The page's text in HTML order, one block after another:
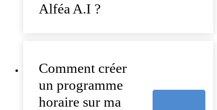
Alféa A.I ?
Comment créer
un programme
horaire sur ma